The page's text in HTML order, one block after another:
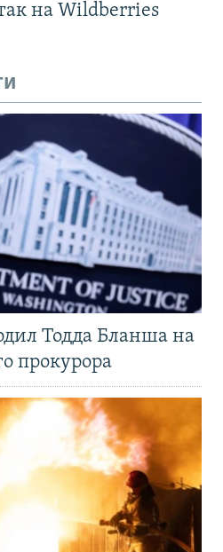
на Wildberries
Тодда Бланша на
прокурора